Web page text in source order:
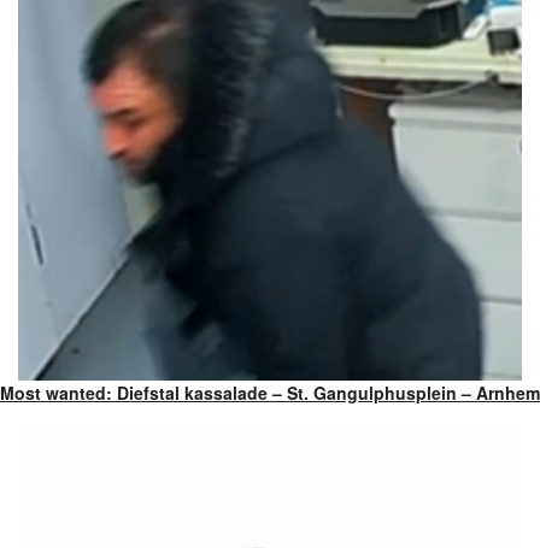
Most wanted: Diefstal kassalade – St. Gangulphusplein – Arnhem